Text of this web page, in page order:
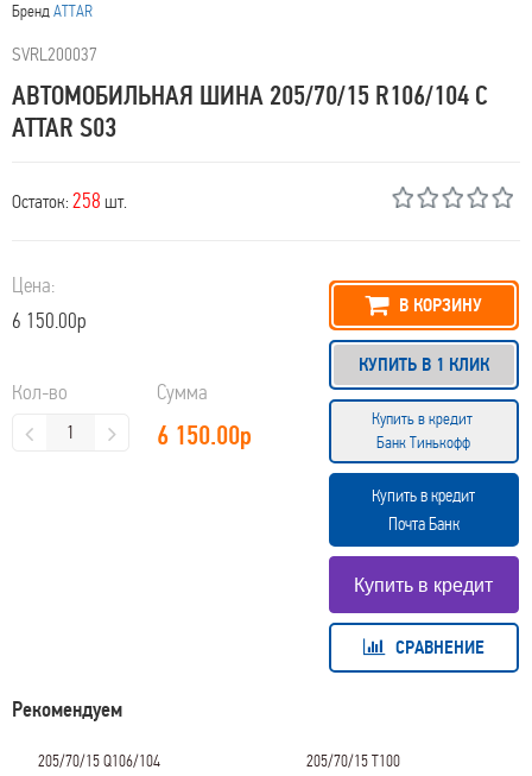
БрендATTAR
SVRL200037
АВТОМОБИЛЬНАЯ ШИНА 205/70/15 R106/104 C
ATTAR S03
Остаток: 258 шт.
Цена:
6 150.00р
Кол-во Сумма
6 150.00р
В КОРЗИНУ
КУПИТЬ В 1 КЛИК
Купить в кредит
Банк Тинькофф
Купить в кредит
Почта Банк
СРАВНЕНИЕ
Рекомендуем
205/70/15 Q106/104
205/70/15 T100